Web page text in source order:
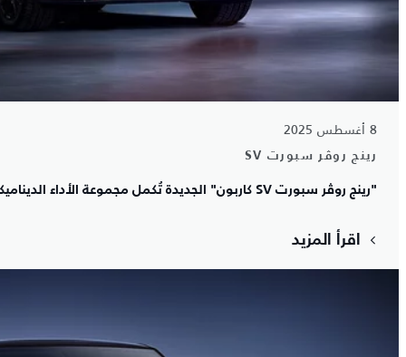
8 أغسطس 2025
رينج روڤر سبورت SV
"رينج روڤر سبورت SV كاربون" الجديدة تُكمل مجموعة الأداء الديناميكي الفاخر في فئة السيارات الرائدة
اقرأ المزيد